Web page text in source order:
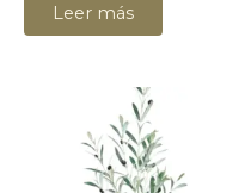
Leer más